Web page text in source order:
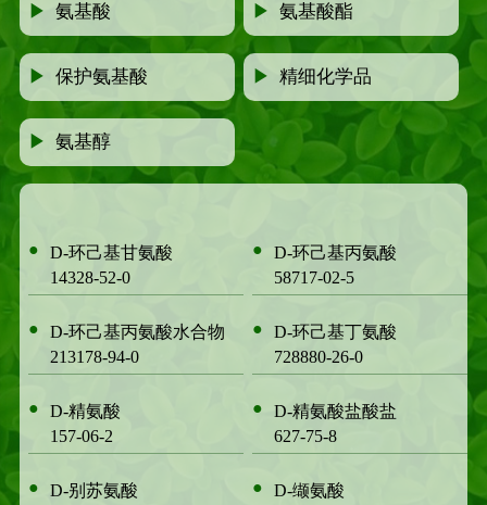
▶氨基酸 ▶氨基酸酯
▶保护氨基酸 ▶精细化学品
▶氨基醇
●
D-环己基甘氨酸
14328-52-0
●
D-环己基丙氨酸
58717-02-5
●
D-环己基丙氨酸水合物
213178-94-0
●
D-环己基丁氨酸
728880-26-0
●
D-精氨酸
157-06-2
●
D-精氨酸盐酸盐
627-75-8
●
D-别苏氨酸
●
D-缬氨酸